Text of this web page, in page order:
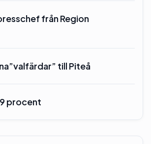
från Region
till Piteå
procent